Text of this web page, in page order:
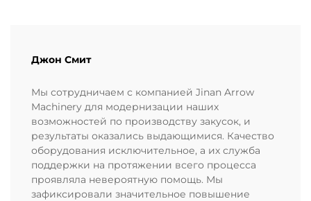
Джон Смит
Мы сотрудничаем с компанией Jinan Arrow
Machinery для модернизации наших
возможностей по производству закусок, и
результаты оказались выдающимися. Качество
оборудования исключительное, а их служба
поддержки на протяжении всего процесса
проявляла невероятную помощь. Мы
зафиксировали значительное повышение